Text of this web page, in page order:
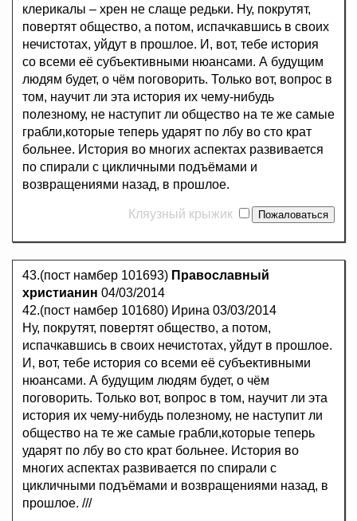
клерикалы – хрен не слаще редьки. Ну, покрутят,
повертят общество, а потом, испачкавшись в своих
нечистотах, уйдут в прошлое. И, вот, тебе история
со всеми её субъективными нюансами. А будущим
людям будет, о чём поговорить. Только вот, вопрос в
том, научит ли эта история их чему-нибудь
полезному, не наступит ли общество на те же самые
грабли,которые теперь ударят по лбу во сто крат
больнее. История во многих аспектах развивается
по спирали с цикличными подъёмами и
возвращениями назад, в прошлое.
Кляузный крыжик
43.(пост намбер 101693) Православный
христианин 04/03/2014
42.(пост намбер 101680) Ирина 03/03/2014
Ну, покрутят, повертят общество, а потом,
испачкавшись в своих нечистотах, уйдут в прошлое.
И, вот, тебе история со всеми её субъективными
нюансами. А будущим людям будет, о чём
поговорить. Только вот, вопрос в том, научит ли эта
история их чему-нибудь полезному, не наступит ли
общество на те же самые грабли,которые теперь
ударят по лбу во сто крат больнее. История во
многих аспектах развивается по спирали с
цикличными подъёмами и возвращениями назад, в
прошлое. ///